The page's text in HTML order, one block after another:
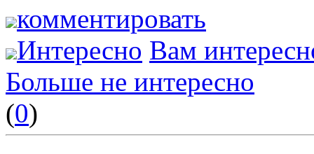
комментировать
Интересно Вам
Больше не интересно
(0)